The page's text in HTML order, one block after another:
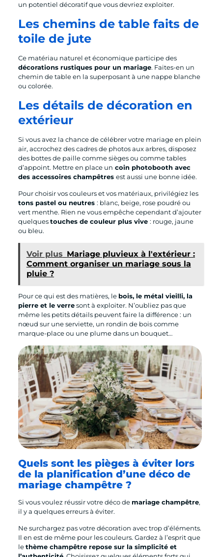
un potentiel décoratif que vous devriez exploiter.
Les chemins de table faits de
toile de jute
Ce matériau naturel et économique participe des
décorations rustiques pour un mariage. Faites-en un
chemin de table en la superposant à une nappe blanche
ou colorée.
Les détails de décoration en
extérieur
Si vous avez la chance de célébrer votre mariage en plein
air, accrochez des cadres de photos aux arbres, disposez
des bottes de paille comme sièges ou comme tables
d’appoint. Mettre en place un coin photobooth avec
des accessoires champêtres est aussi une bonne idée.
Pour choisir vos couleurs et vos matériaux, privilégiez les
tons pastel ou neutres : blanc, beige, rose poudré ou
vert menthe. Rien ne vous empêche cependant d’ajouter
quelquestouches de couleur plus vive : rouge, jaune
ou bleu.
Voir plus Mariage pluvieux à l'extérieur :
Comment organiser un mariage sous la
pluie ?
Pour ce qui est des matières, le bois, le métal vieilli, la
pierre et le verresont à exploiter. N’oubliez pas que
même les petits détails peuvent faire la différence : un
nœud sur une serviette, un rondin de bois comme
marque-place ou une plume dans un bouquet…
Quels sont les pièges à éviter lors
de la planification d’une déco de
mariage champêtre ?
Si vous voulez réussir votre déco de mariage champêtre,
il y a quelques erreurs à éviter.
Ne surchargez pas votre décoration avec trop d’éléments.
Il en est de même pour les couleurs. Gardez à l’esprit que
lethème champêtre repose sur la simplicité et